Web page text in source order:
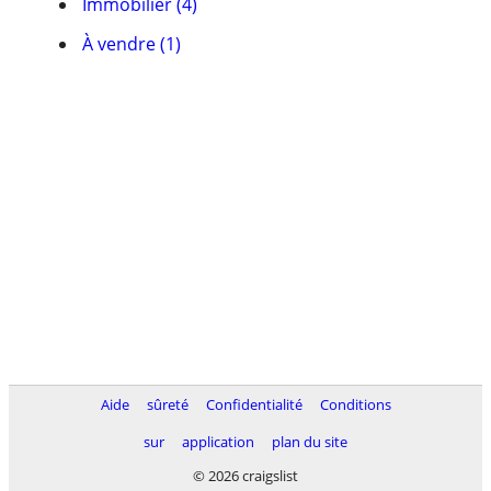
À vendre (1)
Aide sûreté Confidentialité
Conditions
sur
application
plan du site
© 2026 craigslist